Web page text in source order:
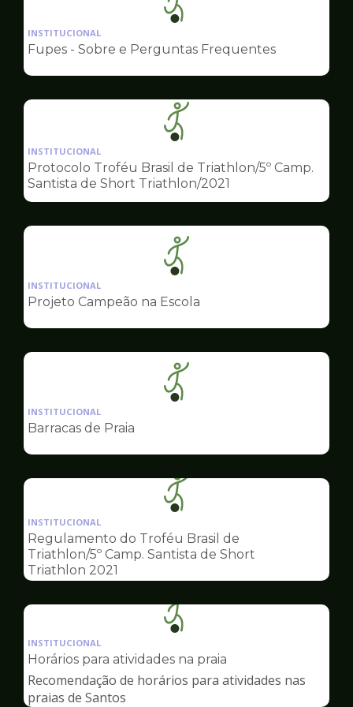
Ilustração
da
pagina
Esportes
INSTITUCIONAL
Fupes - Sobre e Perguntas Frequentes
Ilustração
da
pagina
de
Esportes
INSTITUCIONAL
Protocolo Troféu Brasil de Triathlon/5º Camp.
Santista de Short Triathlon/2021
Ilustração
da
pagina
Esportes
INSTITUCIONAL
Projeto Campeão na Escola
Ilustração
da
Esportes
INSTITUCIONAL
Barracas de Praia
Ilustração
da
pagina
de
INSTITUCIONAL
Regulamento do Troféu Brasil de
Triathlon/5º Camp. Santista de Short
Triathlon 2021
Ilustração
da
pagina
Esportes
INSTITUCIONAL
Horários para atividades na praia
Recomendação de horários para atividades nas
praias de Santos